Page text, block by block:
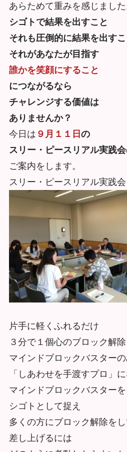
あらためて重みを感じました
シゴトで結果を出すこと
それも圧倒的に結果を出すこ
それがあなたが目指す
誰かを笑顔にすること
につながるなら
チャレンジする価値は
ありませんか？
今日は ９月１１日 の
スリー・ピースリアル実践会
ご案内をします。
スリー・ピースリアル実践会
片手に軽くふれるだけ
３分で１個心のブロック解除
マインドブロックバスター
「しあわせを手渡すプロ」
マインドブロックバスターを
シゴトとして捉え
多くの方にブロック解除をし
差し上げるには